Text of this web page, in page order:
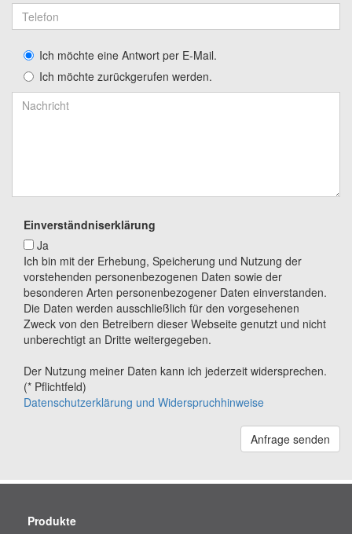
Ich möchte eine Antwort per E-Mail.
Ich möchte zurückgerufen werden.
Einverständniserklärung
Ja
Ich bin mit der Erhebung, Speicherung und Nutzung der
vorstehenden personenbezogenen Daten sowie der
besonderen Arten personenbezogener Daten einverstanden.
Die Daten werden ausschließlich für den vorgesehenen
Zweck von den Betreibern dieser Webseite genutzt und nicht
unberechtigt an Dritte weitergegeben.
Der Nutzung meiner Daten kann ich jederzeit widersprechen.
(* Pflichtfeld)
Datenschutzerklärung und Widerspruchhinweise
Anfrage senden
Produkte